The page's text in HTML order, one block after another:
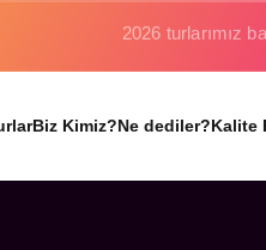
Binlerce gezginin
Biz Kimiz?Ne dediler?Kalite